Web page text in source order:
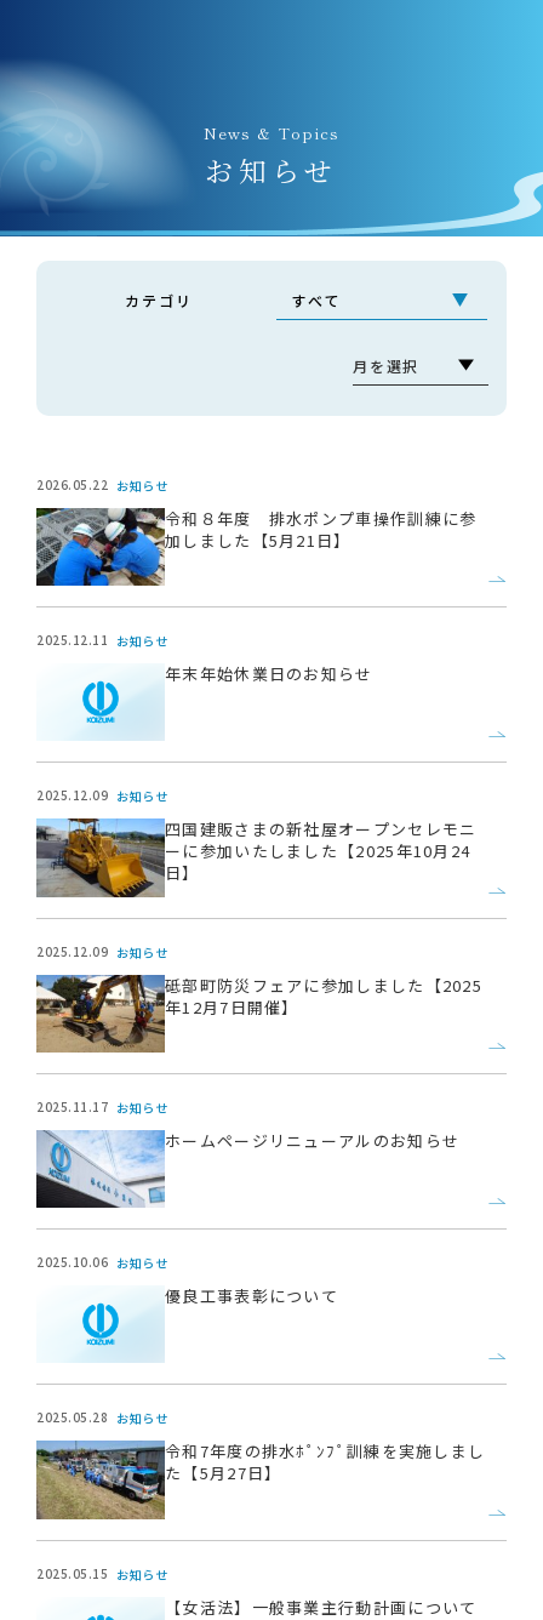
News & Topics
お知らせ
カテゴリ
2026.05.22 お知らせ
令和８年度 排水ポンプ車操作訓練に参
加しました【5月21日】
2025.12.11 お知らせ
年末年始休業日のお知らせ
2025.12.09 お知らせ
四国建販さまの新社屋オープンセレモニ
ーに参加いたしました【2025年10月24
日】
2025.12.09 お知らせ
砥部町防災フェアに参加しました【2025
年12月7日開催】
2025.11.17 お知らせ
ホームページリニューアルのお知らせ
2025.10.06 お知らせ
優良工事表彰について
2025.05.28 お知らせ
令和7年度の排水ﾎﾟﾝﾌﾟ訓練を実施しまし
た【5月27日】
2025.05.15 お知らせ
【女活法】一般事業主行動計画について